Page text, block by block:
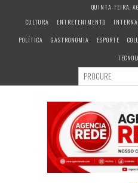
c
QUINTA-FEIRA,
CULTURA
ENTRETENIMENTO
POLÍTICA
GASTRONOMIA ESPORTE